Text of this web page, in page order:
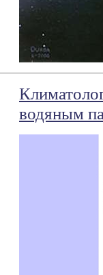
водяным